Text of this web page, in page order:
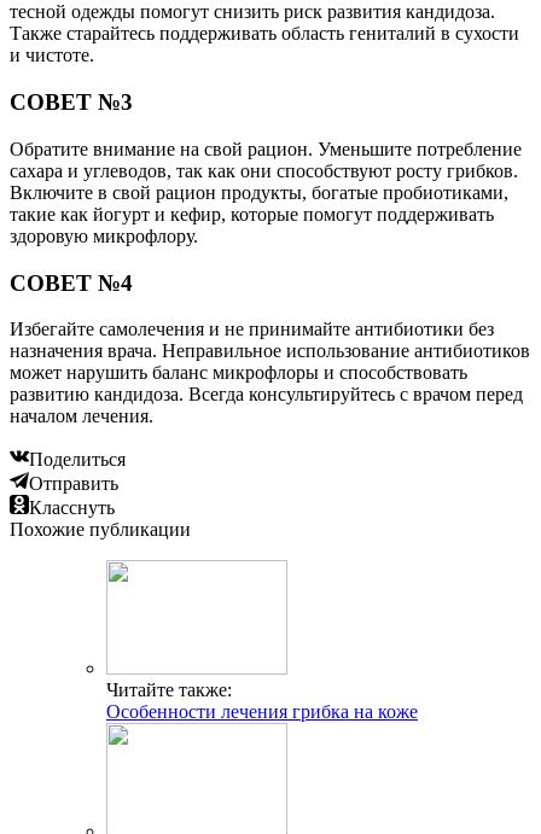
тесной одежды помогут снизить риск развития кандидоза.
Также старайтесь поддерживать область гениталий в сухости
и чистоте.
СОВЕТ №3
Обратите внимание на свой рацион. Уменьшите потребление
сахара и углеводов, так как они способствуют росту грибков.
Включите в свой рацион продукты, богатые пробиотиками,
такие как йогурт и кефир, которые помогут поддерживать
здоровую микрофлору.
СОВЕТ №4
Избегайте самолечения и не принимайте антибиотики без
назначения врача. Неправильное использование антибиотиков
может нарушить баланс микрофлоры и способствовать
развитию кандидоза. Всегда консультируйтесь с врачом перед
началом лечения.
Поделиться
Отправить
Класснуть
Похожие публикации
Читайте также:
Особенности лечения грибка на коже